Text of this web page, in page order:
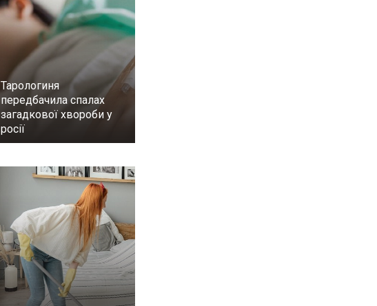
Тарологиня
передбачила спалах
загадкової хвороби у
росії